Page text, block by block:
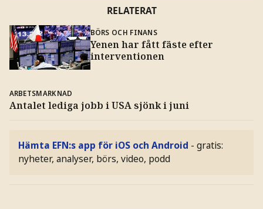
RELATERAT
BÖRS OCH FINANS
Yenen har fått fäste efter
interventionen
ARBETSMARKNAD
Antalet lediga jobb i USA sjönk i juni
Hämta EFN:s app för iOS och Android - gratis:
nyheter, analyser, börs, video, podd